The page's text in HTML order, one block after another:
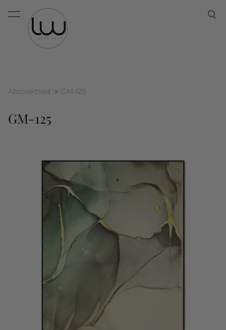
lisati ostukorvi.
Abstraktsed GM-125
GM-125